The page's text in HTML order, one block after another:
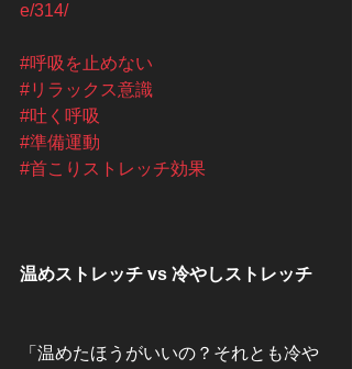
e/314/
#呼吸を止めない
#リラックス意識
#吐く呼吸
#準備運動
#首こりストレッチ効果
温めストレッチ vs 冷やしストレッチ
「温めたほうがいいの？それとも冷や